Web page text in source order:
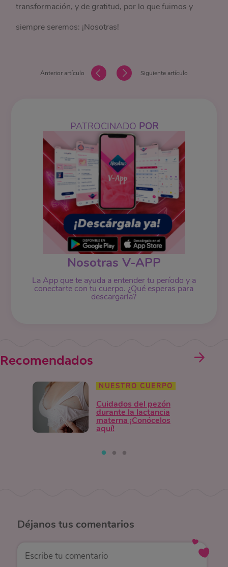
transformación, y de gratitud, por lo que fuimos y
siempre seremos: ¡Nosotras!
Anterior artículo Siguiente artículo
PATROCINADO POR
Nosotras V-APP
La App que te ayuda a entender tu período y a
conectarte con tu cuerpo. ¿Qué esperas para
descargarla?
Recomendados
NUESTRO CUERPO
Cuidados del pezón
durante la lactancia
materna ¡Conócelos
aquí!
Déjanos tus comentarios